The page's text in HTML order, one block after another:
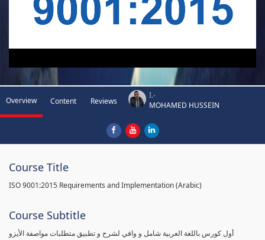
Overview Content Reviews
I.-
MOHAMED HUSSEIN
Course Title
ISO 9001:2015 Requirements and Implementation (Arabic)
Course Subtitle
أول كورس باللغة العربية شامل و وافي لشرح و تطبيق متطلبات مواصفة الأيزو